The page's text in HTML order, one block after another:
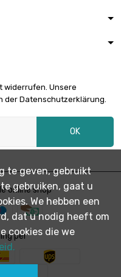
widerrufen. Unsere
der Datenschutzerklärung.
OK
online shop
per
te geven, gebruikt
gebruiken, gaat u
We hebben een
dat u nodig heeft om
cookies die we